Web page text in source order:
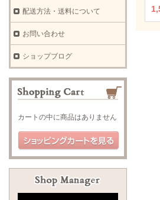
配送方法・送料について
お問い合わせ
ショップブログ
カートの中に商品はありません